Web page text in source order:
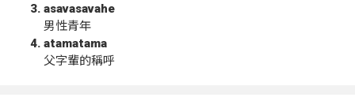
asavasavahe
男性青年
atamatama
父字輩的稱呼